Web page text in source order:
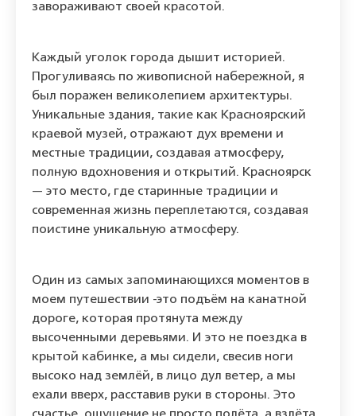
завораживают своей красотой.
Каждый уголок города дышит историей.
Прогуливаясь по живописной набережной, я
был поражен великолепием архитектуры.
Уникальные здания, такие как Красноярский
краевой музей, отражают дух времени и
местные традиции, создавая атмосферу,
полную вдохновения и открытий. Красноярск
— это место, где старинные традиции и
современная жизнь переплетаются, создавая
поистине уникальную атмосферу.
Один из самых запоминающихся моментов в
моем путешествии -это подъём на канатной
дороге, которая протянута между
высоченными деревьями. И это не поездка в
крытой кабинке, а мы сидели, свесив ноги
высоко над землёй, в лицо дул ветер, а мы
ехали вверх, расставив руки в стороны. Это